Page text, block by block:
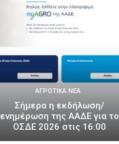
ΑΓΡΟΤΙΚΆ ΝΈΑ
Σήμερα η εκδήλωση/
ενημέρωση της ΑΑΔΕ για το
ΟΣΔΕ 2026 στις 16:00